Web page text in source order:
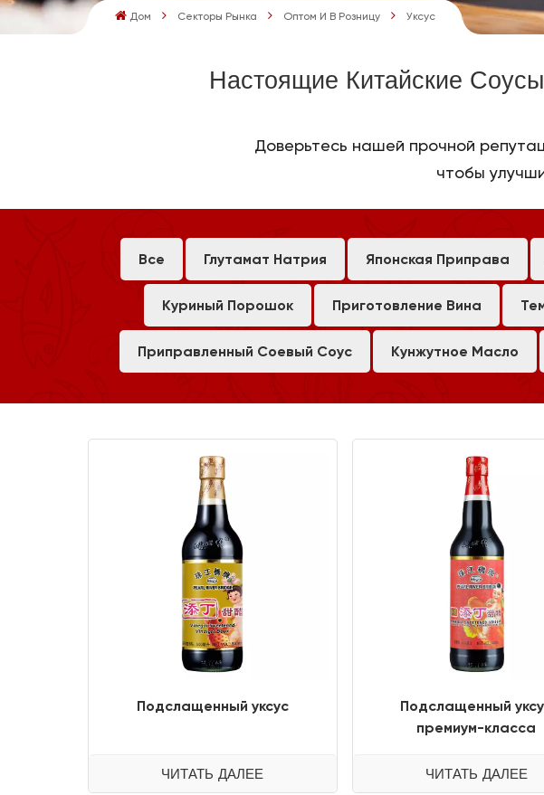
Дом Секторы Рынка Оптом И В Розницу Уксус
Настоящие Китайские
Доверьтесь нашей прочной
чтобы
Все Глутамат Натрия Японская Приправа
Куриный Порошок Приготовление Вина
Приправленный Соевый Соус Кунжутное Масло
Подслащенный уксус
ЧИТАТЬ ДАЛЕЕ
Подслащенный
премиум-класса
ЧИТАТЬ ДАЛЕЕ